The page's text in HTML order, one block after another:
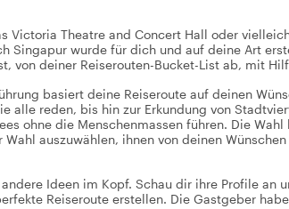
Victoria Theatre and Concert Hall oder
Singapur wurde für dich und auf deine Art
von deiner Reiserouten-Bucket-List ab, mit
basiert deine Reiseroute auf deinen
alle reden, bis hin zur Erkundung von
ohne die Menschenmassen führen. Die
auszuwählen, ihnen von deinen
Ideen im Kopf. Schau dir ihre Profile an
Reiseroute erstellen. Die Gastgeber